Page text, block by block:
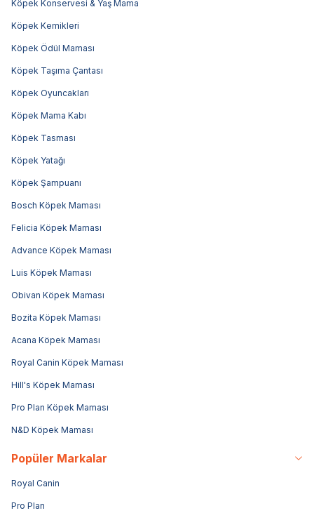
Köpek Konservesi & Yaş Mama
Köpek Kemikleri
Köpek Ödül Maması
Köpek Taşıma Çantası
Köpek Oyuncakları
Köpek Mama Kabı
Köpek Tasması
Köpek Yatağı
Köpek Şampuanı
Bosch Köpek Maması
Felicia Köpek Maması
Advance Köpek Maması
Luis Köpek Maması
Obivan Köpek Maması
Bozita Köpek Maması
Acana Köpek Maması
Royal Canin Köpek Maması
Hill's Köpek Maması
Pro Plan Köpek Maması
N&D Köpek Maması
Popüler Markalar
Royal Canin
Pro Plan